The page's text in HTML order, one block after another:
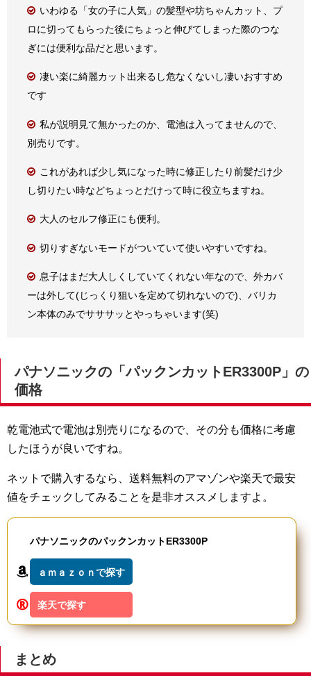
いわゆる「女の子に人気」の髪型や坊ちゃんカット、プ
ロに切ってもらった後にちょっと伸びてしまった際のつな
ぎには便利な品だと思います。
凄い楽に綺麗カット出来るし危なくないし凄いおすすめ
です
私が説明見て無かったのか、電池は入ってませんので、
別売りです。
これがあれば少し気になった時に修正したり前髪だけ少
し切りたい時などちょっとだけって時に役立ちますね。
大人のセルフ修正にも便利。
切りすぎないモードがついていて使いやすいですね。
息子はまだ大人しくしていてくれない年なので、外カバ
ーは外して(じっくり狙いを定めて切れないので)、バリカ
ン本体のみでサササッとやっちゃいます(笑)
パナソニックの「パックンカットER3300P」の
価格
乾電池式で電池は別売りになるので、その分も価格に考慮
したほうが良いですね。
ネットで購入するなら、送料無料のアマゾンや楽天で最安
値をチェックしてみることを是非オススメしますよ。
パナソニックのパックンカットER3300P
ａｍａｚｏｎで探す
楽天で探す
まとめ